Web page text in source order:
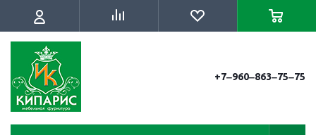
+7‒960‒863‒75‒75